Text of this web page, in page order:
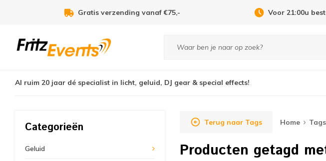
Gratis verzending vanaf €75,- Voor 21:00u
Al ruim 20 jaar dé specialist in licht, geluid, DJ gear & special effects!
Categorieën
Geluid
Terug naar Tags Home Tags
Producten getagd